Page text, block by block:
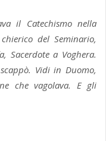
il Catechismo nella
del Seminario,
Sacerdote a Voghera.
Vidi in Duomo,
che vagolava. E gli